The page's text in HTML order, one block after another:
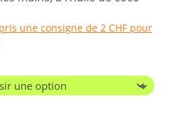
une consigne de 2 CHF pour